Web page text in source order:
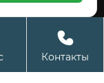

Контакты